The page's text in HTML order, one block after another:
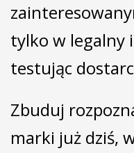
tylko w legalny
testując
Zbuduj
marki już dziś,